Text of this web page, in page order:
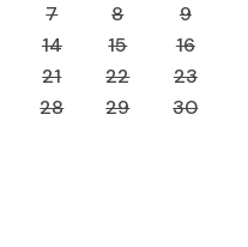
7 8
9
14 15
16
21 22
23
28 29
30